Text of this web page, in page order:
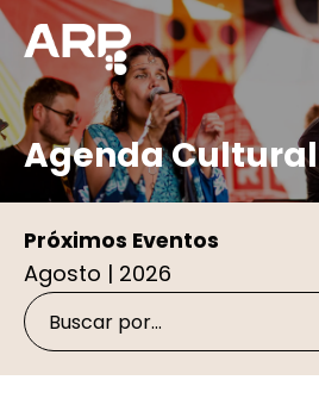
Agenda Cultural
Próximos Eventos